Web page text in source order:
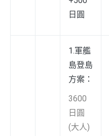
日圓
1.軍艦
島登島
方案：
3600
日圓
(大人)